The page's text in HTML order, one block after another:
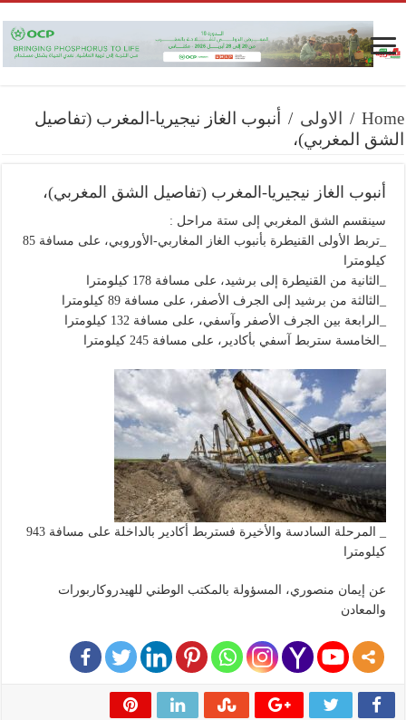
Home
/ الاولى /
أنبوب الغاز نيجيريا-المغرب (تفاصيل
الشق المغربي)،
أنبوب الغاز نيجيريا-المغرب (تفاصيل الشق المغربي)،
سينقسم الشق المغربي إلى ستة مراحل :
_تربط الأولى القنيطرة بأنبوب الغاز المغاربي-الأوروبي، على مسافة 85
كيلومترا
_الثانية من القنيطرة إلى برشيد، على مسافة 178 كيلومترا
_الثالثة من برشيد إلى الجرف الأصفر، على مسافة 89 كيلومترا
_الرابعة بين الجرف الأصفر وآسفي، على مسافة 132 كيلومترا
_الخامسة ستربط آسفي بأكادير، على مسافة 245 كيلومترا
_ المرحلة السادسة والأخيرة فستربط أكادير بالداخلة على مسافة 943
كيلومترا
عن إيمان منصوري، المسؤولة بالمكتب الوطني للهيدروكاربورات
والمعادن